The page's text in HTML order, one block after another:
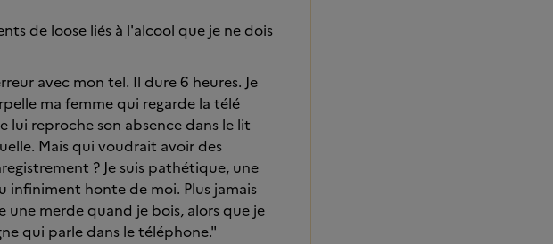
de loose liés à l'alcool que je ne dois
avec mon tel. Il dure 6 heures. Je
ma femme qui regarde la télé
lui reproche son absence dans le lit
Mais qui voudrait avoir des
? Je suis pathétique, une
infiniment honte de moi. Plus jamais
une merde quand je bois, alors que je
qui parle dans le téléphone."